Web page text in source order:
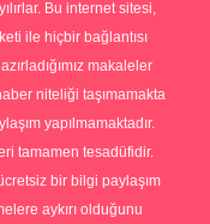
Bu internet sitesi,
ile hiçbir bağlantısı
makaleler
niteliği taşımamakta
yapılmamaktadır.
tamamen tesadüfidir.
bir bilgi paylaşım
aykırı olduğunu